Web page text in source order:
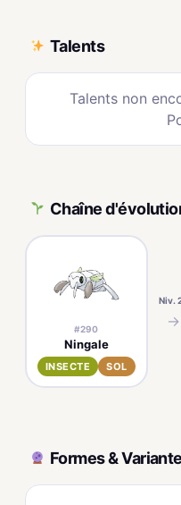
Talents
Talents non
Chaîne
#290
Ningale
INSECTE SOL
Niv.
→
Formes &